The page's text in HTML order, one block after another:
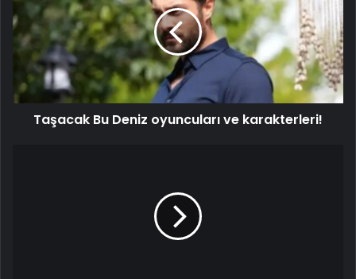
Taşacak Bu Deniz oyuncuları ve karakterleri!